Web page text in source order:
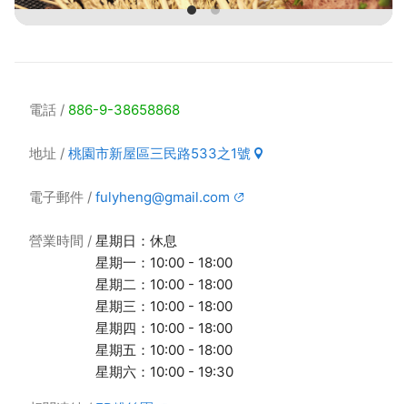
電話 886-9-38658868
地址 桃園市新屋區三民路533之1號
電子郵件 fulyheng@gmail.com
營業時間
星期日：休息
星期一：10:00 - 18:00
星期二：10:00 - 18:00
星期三：10:00 - 18:00
星期四：10:00 - 18:00
星期五：10:00 - 18:00
星期六：10:00 - 19:30